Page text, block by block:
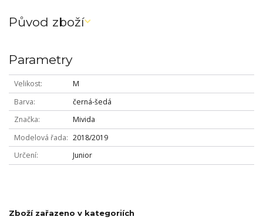
Původ zboží
Parametry
Velikost
M
Barva
černá-šedá
Značka
Mivida
Modelová řada
2018/2019
Určení
Junior
Zboží zařazeno v kategoriích